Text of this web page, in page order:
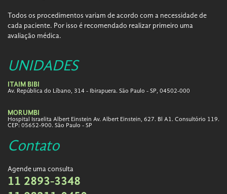
Todos os procedimentos variam de acordo com a necessidade de
cada paciente. Por isso é recomendado realizar primeiro uma
avaliação médica.
UNIDADES
ITAIM BIBI
Av. República do Líbano, 314 - Ibirapuera. São Paulo - SP, 04502-000
MORUMBI
Hospital Israelita Albert Einstein Av. Albert Einstein, 627. Bl A1. Consultório 119.
CEP: 05652-900. São Paulo - SP
Contato
Agende uma consulta
11 2893-3348